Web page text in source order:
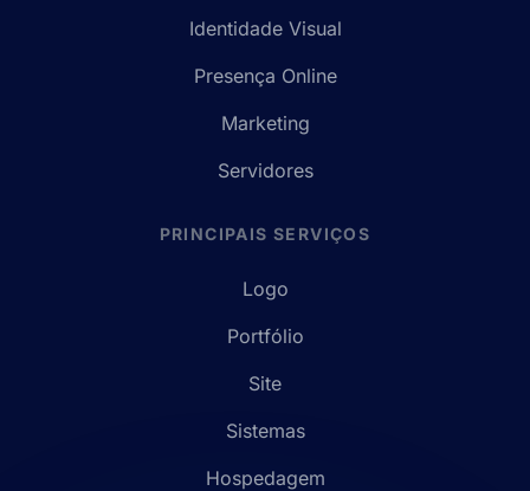
Identidade Visual
Presença Online
Marketing
Servidores
PRINCIPAIS SERVIÇOS
Logo
Portfólio
Site
Sistemas
Hospedagem